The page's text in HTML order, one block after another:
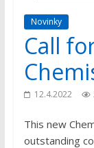
Novinky
Call
12.4.2022
This new
outstanding